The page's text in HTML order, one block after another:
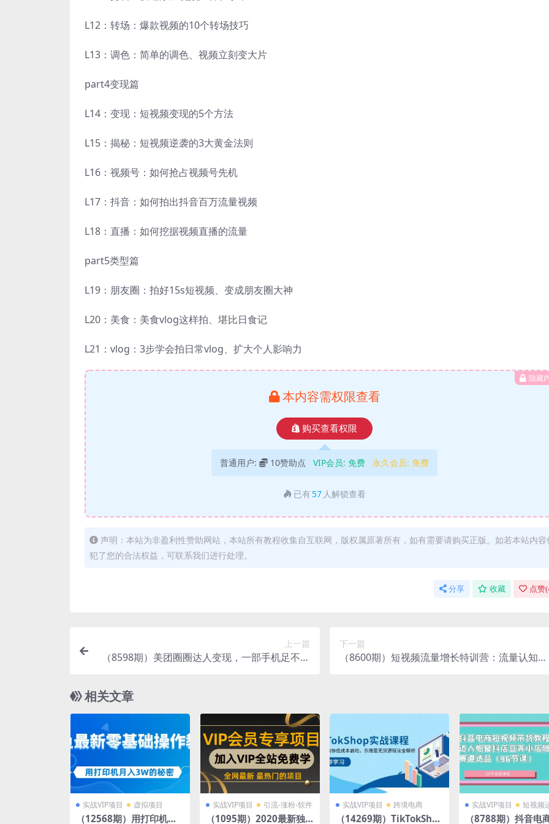
L12：转场：爆款视频的10个转场技巧
L13：调色：简单的调色、视频立刻变大片
part4变现篇
L14：变现：短视频变现的5个方法
L15：揭秘：短视频逆袭的3大黄金法则
L16：视频号：如何抢占视频号先机
L17：抖音：如何拍出抖音百万流量视频
L18：直播：如何挖据视频直播的流量
part5类型篇
L19：朋友圈：拍好15s短视频、变成朋友圈大神
L20：美食：美食vlog这样拍、堪比日食记
L21：vlog：3步学会拍日常vlog、扩大个人影响力
隐藏
本内容需权限查看
购买查看权限
普通用户: 10赞助点 VIP会员: 免费 永久会员: 免费
已有 57 人解锁查看
声明：本站为非盈利性赞助网站，本站所有教程收集自互联网，版权属原著所有，如有需要请购买正版。如若本站内容
犯了您的合法权益，可联系我们进行处理。
分享 收藏 点赞(
上一篇
（8598期）美团圈圈达人变现，一部手机足不出
下一篇
（8600期）短视频流量增长特训营：流量认知
相关文章
实战VIP项目 虚拟项目
（12568期）用打印机月
实战VIP项目 引流-涨粉-软件
（1095期）2020最新独
实战VIP项目 跨境电商
（14269期）TikTokSho
实战VIP项目 短视频
（8788期）抖音电